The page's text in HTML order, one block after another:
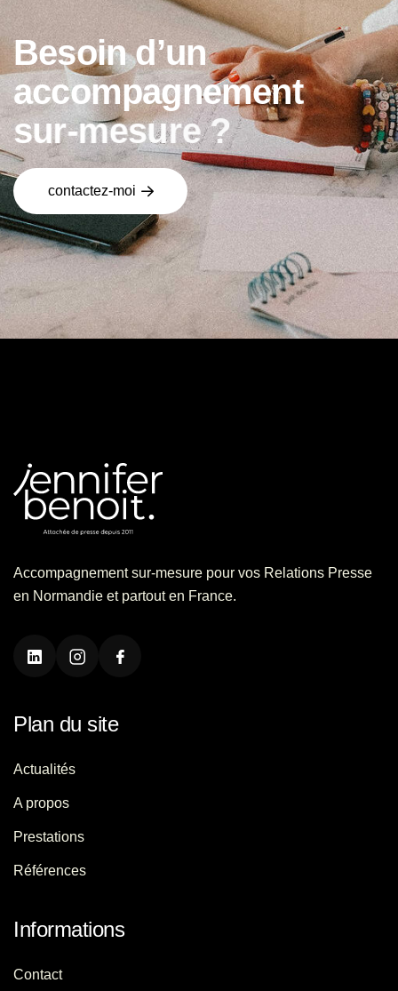
Besoin d’un
accompagnement
sur-mesure ?
contactez-moi
Accompagnement sur-mesure pour vos Relations Presse
en Normandie et partout en France.
Plan du site
Actualités
A propos
Prestations
Références
Informations
Contact